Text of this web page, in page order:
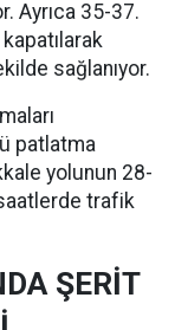
Ayrıca 35-37.
sağlanıyor.
patlatma
yolunun 28-
trafik
ŞERİT